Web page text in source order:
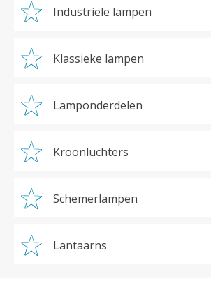
Industriële lampen
Klassieke lampen
Lamponderdelen
Kroonluchters
Schemerlampen
Lantaarns